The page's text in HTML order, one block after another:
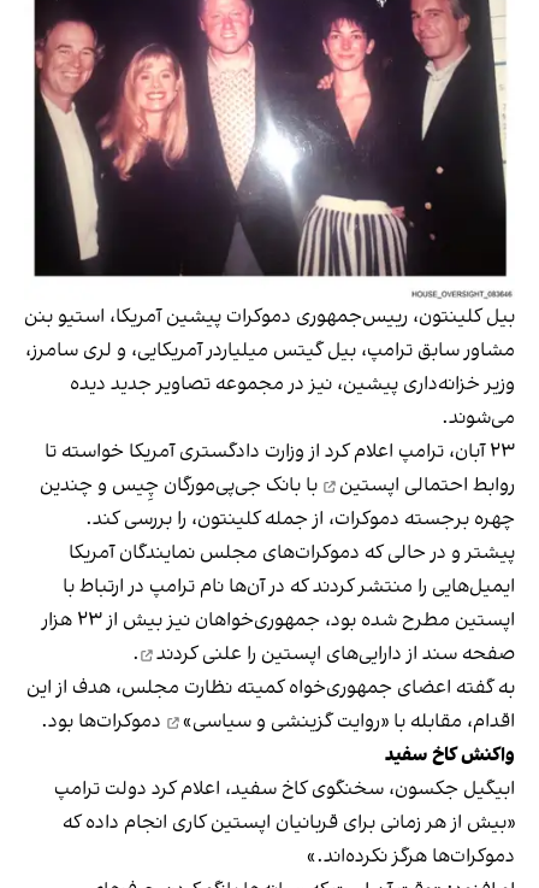
بیل کلینتون، رییس‌جمهوری دموکرات پیشین آمریکا، استیو بنن
مشاور سابق ترامپ، بیل گیتس میلیاردر آمریکایی، و لری سامرز،
وزیر خزانه‌داری پیشین، نیز در مجموعه تصاویر جدید دیده
می‌شوند.
۲۳ آبان، ترامپ اعلام کرد از وزارت دادگستری آمریکا خواسته تا
روابط احتمالی اپستین
با بانک جی‌پی‌مورگان چِیس و چندین
چهره برجسته دموکرات، از جمله کلینتون، را بررسی کند.
پیشتر و در حالی که دموکرات‌های مجلس نمایندگان آمریکا
ایمیل‌هایی را منتشر کردند که در آن‌ها نام ترامپ در ارتباط با
اپستین مطرح شده بود، جمهوری‌خواهان نیز بیش از ۲۳ هزار
صفحه سند از دارایی‌های اپستین را علنی کردند
.
به گفته اعضای جمهوری‌خواه کمیته نظارت مجلس، هدف از این
اقدام، مقابله با «روایت گزینشی و سیاسی»
دموکرات‌ها بود.
واکنش کاخ سفید
ابیگیل جکسون، سخنگوی کاخ سفید، اعلام کرد دولت ترامپ
«بیش از هر زمانی برای قربانیان اپستین کاری انجام داده که
دموکرات‌ها هرگز نکرده‌اند.»